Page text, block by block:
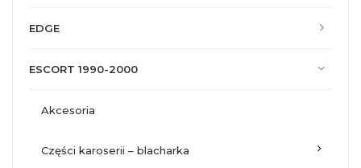
EDGE
ESCORT 1990-2000
akcesoria
części karoserii – blacharka